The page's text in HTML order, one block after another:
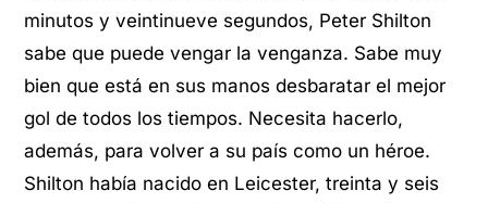
minutos y veintinueve segundos, Peter Shilton
sabe que puede vengar la venganza. Sabe muy
bien que está en sus manos desbaratar el mejor
gol de todos los tiempos. Necesita hacerlo,
además, para volver a su país como un héroe.
Shilton había nacido en Leicester, treinta y seis